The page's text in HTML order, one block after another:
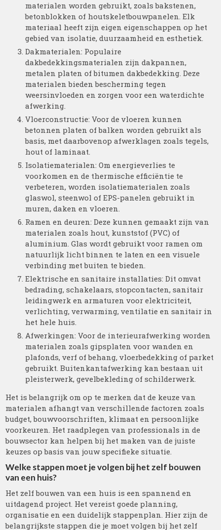
materialen worden gebruikt, zoals bakstenen,
betonblokken of houtskeletbouwpanelen. Elk
materiaal heeft zijn eigen eigenschappen op het
gebied van isolatie, duurzaamheid en esthetiek.
Dakmaterialen: Populaire
dakbedekkingsmaterialen zijn dakpannen,
metalen platen of bitumen dakbedekking. Deze
materialen bieden bescherming tegen
weersinvloeden en zorgen voor een waterdichte
afwerking.
Vloerconstructie: Voor de vloeren kunnen
betonnen platen of balken worden gebruikt als
basis, met daarbovenop afwerklagen zoals tegels,
hout of laminaat.
Isolatiematerialen: Om energieverlies te
voorkomen en de thermische efficiëntie te
verbeteren, worden isolatiematerialen zoals
glaswol, steenwol of EPS-panelen gebruikt in
muren, daken en vloeren.
Ramen en deuren: Deze kunnen gemaakt zijn van
materialen zoals hout, kunststof (PVC) of
aluminium. Glas wordt gebruikt voor ramen om
natuurlijk licht binnen te laten en een visuele
verbinding met buiten te bieden.
Elektrische en sanitaire installaties: Dit omvat
bedrading, schakelaars, stopcontacten, sanitair
leidingwerk en armaturen voor elektriciteit,
verlichting, verwarming, ventilatie en sanitair in
het hele huis.
Afwerkingen: Voor de interieurafwerking worden
materialen zoals gipsplaten voor wanden en
plafonds, verf of behang, vloerbedekking of parket
gebruikt. Buitenkantafwerking kan bestaan uit
pleisterwerk, gevelbekleding of schilderwerk.
Het is belangrijk om op te merken dat de keuze van
materialen afhangt van verschillende factoren zoals
budget, bouwvoorschriften, klimaat en persoonlijke
voorkeuren. Het raadplegen van professionals in de
bouwsector kan helpen bij het maken van de juiste
keuzes op basis van jouw specifieke situatie.
Welke stappen moet je volgen bij het zelf bouwen
van een huis?
Het zelf bouwen van een huis is een spannend en
uitdagend project. Het vereist goede planning,
organisatie en een duidelijk stappenplan. Hier zijn de
belangrijkste stappen die je moet volgen bij het zelf